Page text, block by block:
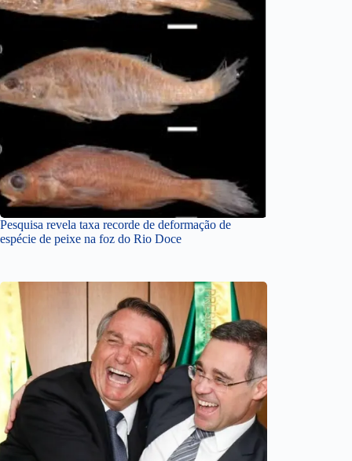
Pesquisa revela taxa recorde de deformação de
espécie de peixe na foz do Rio Doce